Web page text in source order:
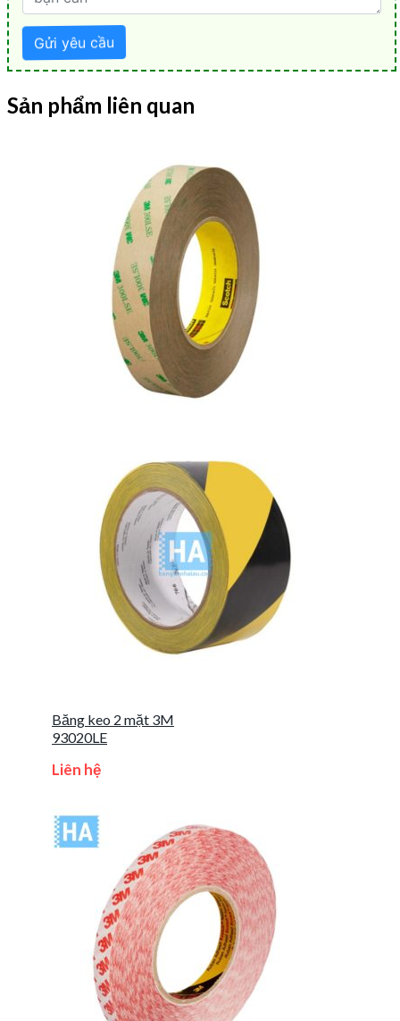
Sản phẩm liên quan
Băng keo 2 mặt 3M
93020LE
Liên hệ